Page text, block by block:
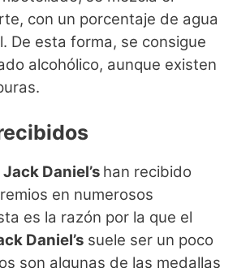
con un porcentaje de agua
De esta forma, se consigue
alcohólico, aunque existen
Daniel’s han recibido
en numerosos
es la razón por la que el
Daniel’s suele ser un poco
son algunas de las medallas